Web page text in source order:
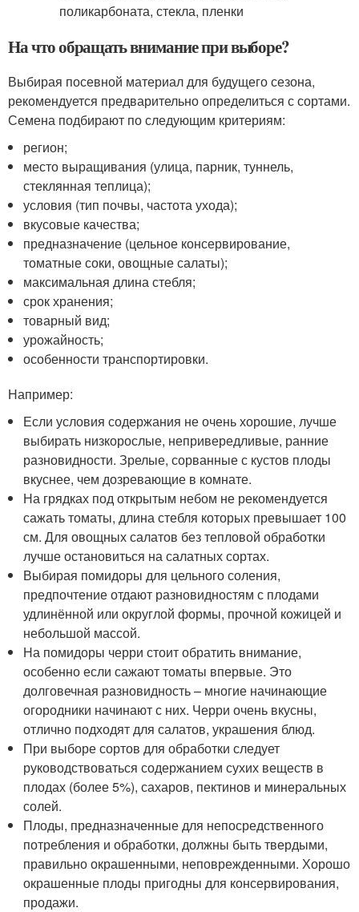
На что обращать внимание при выборе?
Выбирая посевной материал для будущего сезона,
рекомендуется предварительно определиться с сортами.
Семена подбирают по следующим критериям:
регион;
место выращивания (улица, парник, туннель,
стеклянная теплица);
условия (тип почвы, частота ухода);
вкусовые качества;
предназначение (цельное консервирование,
томатные соки, овощные салаты);
максимальная длина стебля;
срок хранения;
товарный вид;
урожайность;
особенности транспортировки.
Например:
Если условия содержания не очень хорошие, лучше
выбирать низкорослые, непривередливые, ранние
разновидности. Зрелые, сорванные с кустов плоды
вкуснее, чем дозревающие в комнате.
На грядках под открытым небом не рекомендуется
сажать томаты, длина стебля которых превышает 100
см. Для овощных салатов без тепловой обработки
лучше остановиться на салатных сортах.
Выбирая помидоры для цельного соления,
предпочтение отдают разновидностям с плодами
удлинённой или округлой формы, прочной кожицей и
небольшой массой.
На помидоры черри стоит обратить внимание,
особенно если сажают томаты впервые. Это
долговечная разновидность – многие начинающие
огородники начинают с них. Черри очень вкусны,
отлично подходят для салатов, украшения блюд.
При выборе сортов для обработки следует
руководствоваться содержанием сухих веществ в
плодах (более 5%), сахаров, пектинов и минеральных
солей.
Плоды, предназначенные для непосредственного
потребления и обработки, должны быть твердыми,
правильно окрашенными, неповрежденными. Хорошо
окрашенные плоды пригодны для консервирования,
продажи.